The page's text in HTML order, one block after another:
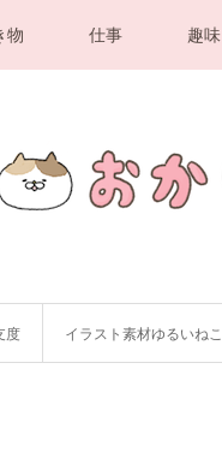
物 仕事 趣味
度 イラスト素材ゆるいね